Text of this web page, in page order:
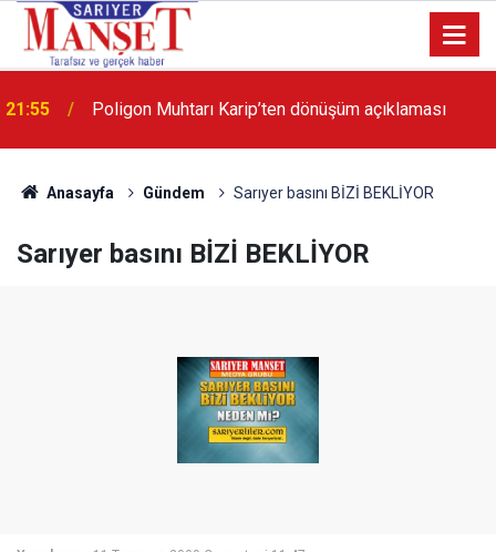
13:36 'Poligon'da İstanbul'a örnek proje gerçekleştirilecek'
Anasayfa Gündem Sarıyer basını BİZİ BEKLİYOR
Sarıyer basını BİZİ BEKLİYOR